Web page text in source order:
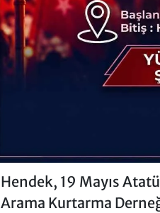
Hendek, 19 Mayıs
Arama Kurtarma